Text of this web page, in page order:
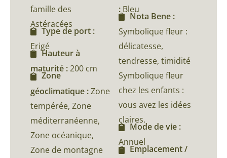
famille des
Astéracées
Type de port :
Erigé
Hauteur à
maturité :200 cm
Zone
géoclimatique :Zone
tempérée, Zone
méditerranéenne,
Zone océanique,
Zone de montagne
: Bleu
Nota Bene :
Symbolique fleur :
délicatesse,
tendresse, timidité
Symbolique fleur
chez les enfants :
vous avez les idées
claires.
Mode de vie :
Annuel
Emplacement /